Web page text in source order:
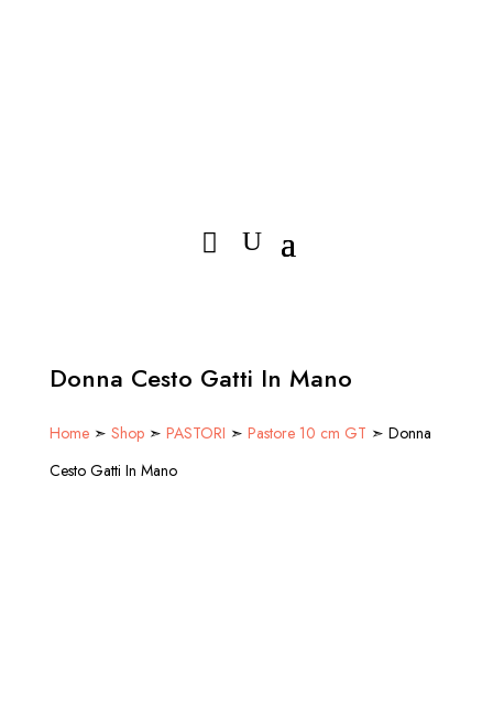
Donna Cesto Gatti In Mano
Home➣ Shop➣ PASTORI ➣ Pastore 10 cm GT ➣ Donna
Cesto Gatti In Mano